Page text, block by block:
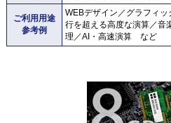
ご利用用途
参考例
WEBデザイン／グラフィ
行を超える高度な演算／音
理／AI・高速演算 など